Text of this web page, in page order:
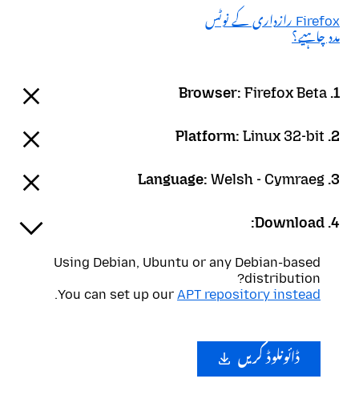
Firefox رازداری کے نوٹس
مدد چاہیے؟
1. Browser:
Firefox Beta
2. Platform:
Linux 32-bit
3. Language:
Welsh - Cymraeg
4. Download:
Using Debian, Ubuntu or any Debian-based
distribution?
You can set up our APT repository instead
.
ڈائونلوڈ کریں